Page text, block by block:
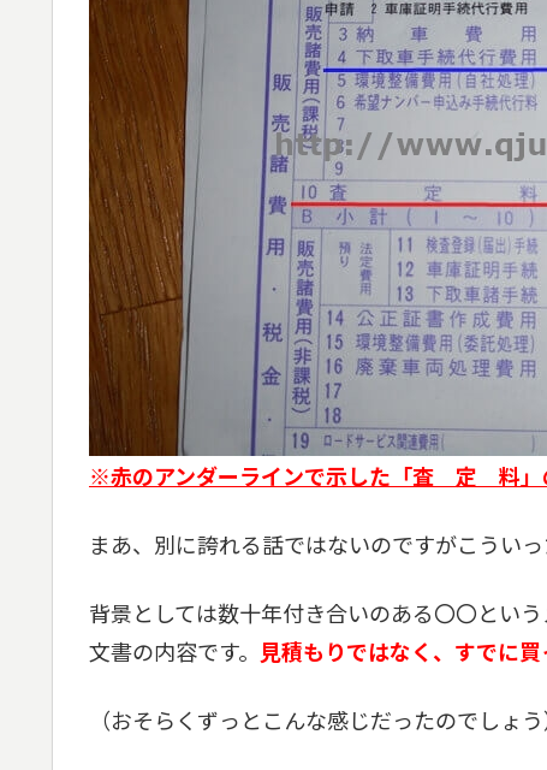
※赤のアンダーラインで示した「査 定 料」
まあ、別に誇れる話ではないのですがこうい
背景としては数十年付き合いのある〇〇とい
文書の内容です。 見積もりではなく、すでに買
（おそらくずっとこんな感じだったのでしょう